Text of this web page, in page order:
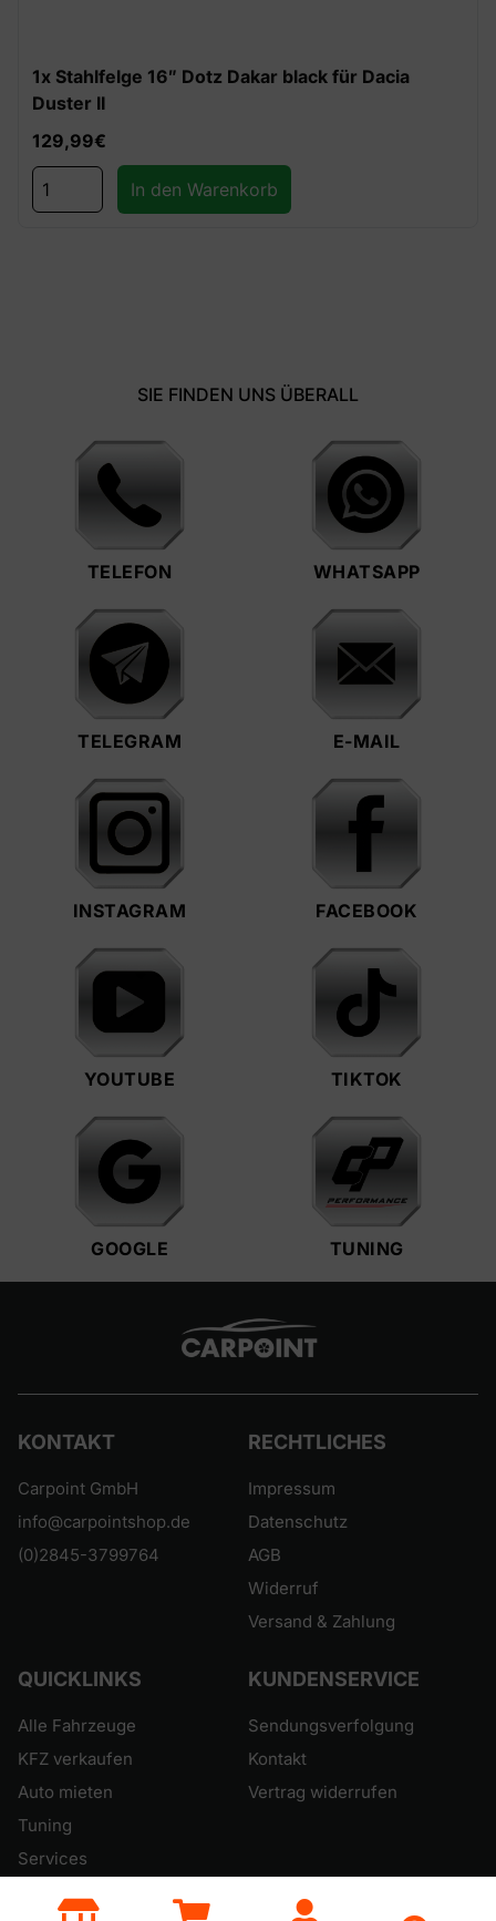
1x Stahlfelge 16″ Dotz Dakar black für Dacia
Duster II
129,99€
In den Warenkorb
SIE FINDEN UNS ÜBERALL
TELEFON WHATSAPP
TELEGRAM E-MAIL
INSTAGRAM FACEBOOK
YOUTUBE TIKTOK
GOOGLE TUNING
KONTAKT
Carpoint GmbH
info@carpointshop.de
(0)2845-3799764
RECHTLICHES
Impressum
Datenschutz
AGB
Widerruf
Versand & Zahlung
QUICKLINKS
Alle Fahrzeuge
KFZ verkaufen
Auto mieten
Tuning
Services
KUNDENSERVICE
Sendungsverfolgung
Kontakt
Vertrag widerrufen